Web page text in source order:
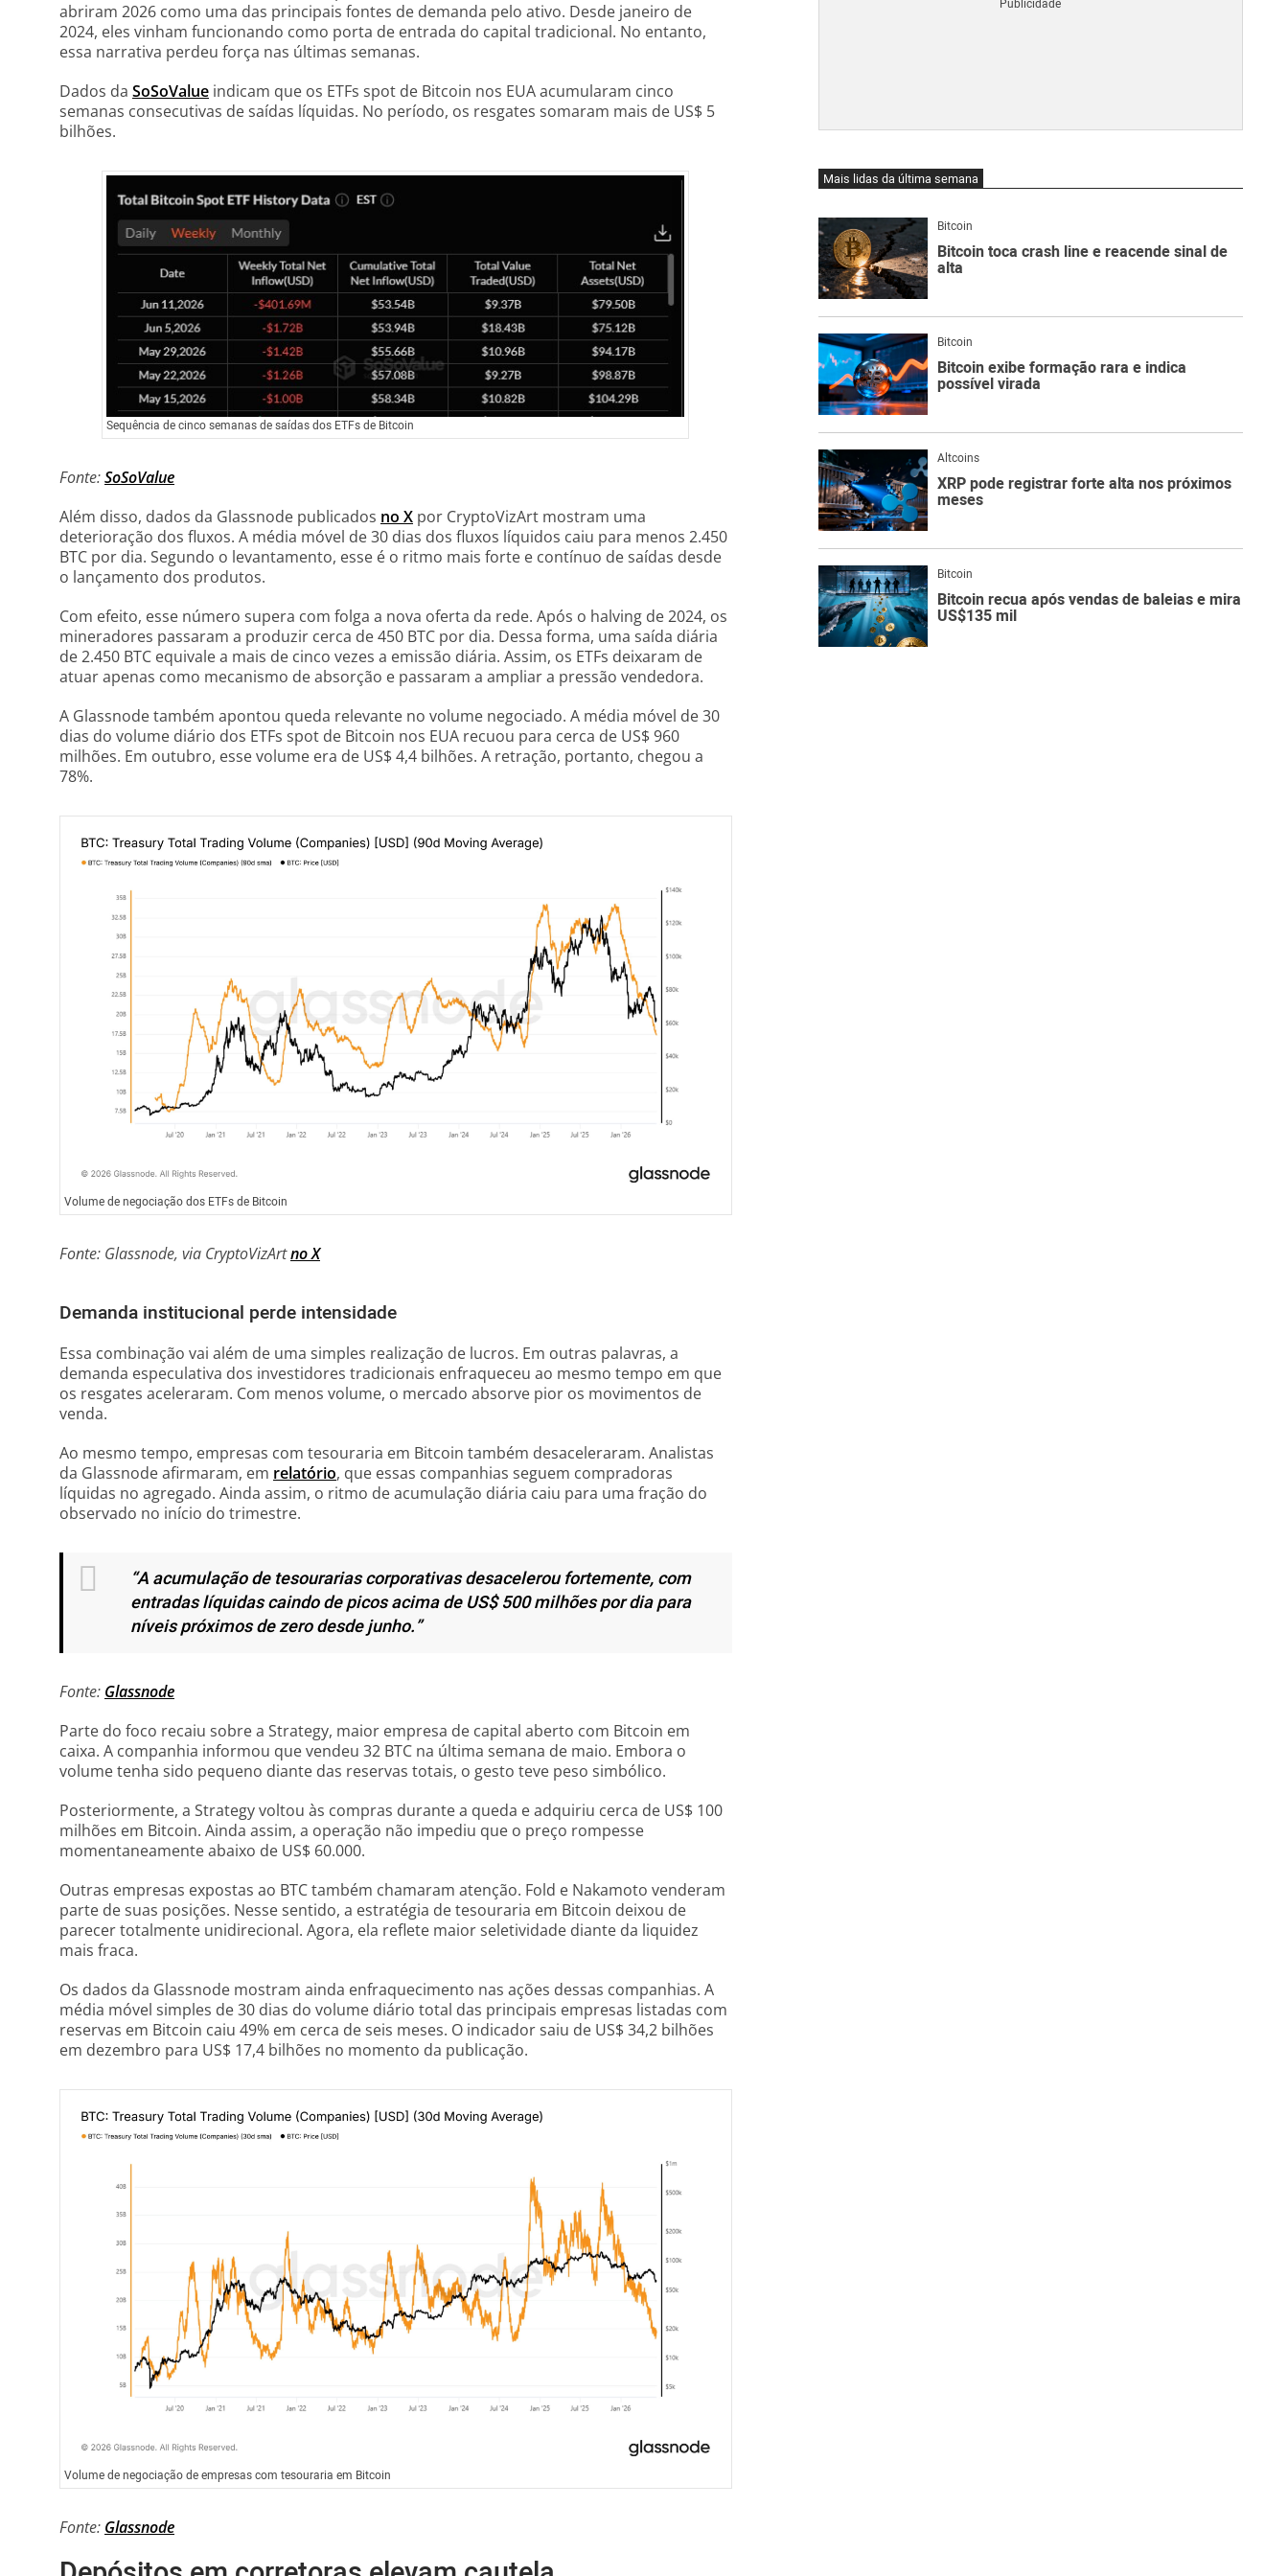
abriram 2026 como uma das principais fontes de demanda pelo ativo. Desde janeiro de
2024, eles vinham funcionando como porta de entrada do capital tradicional. No entanto,
essa narrativa perdeu força nas últimas semanas.
Dados da SoSoValue indicam que os ETFs spot de Bitcoin nos EUA acumularam cinco
semanas consecutivas de saídas líquidas. No período, os resgates somaram mais de US$ 5
bilhões.
Sequência de cinco semanas de saídas dos ETFs de Bitcoin
Fonte:SoSoValue
Além disso, dados da Glassnode publicados no X por CryptoVizArt mostram uma
deterioração dos fluxos. A média móvel de 30 dias dos fluxos líquidos caiu para menos 2.450
BTC por dia. Segundo o levantamento, esse é o ritmo mais forte e contínuo de saídas desde
o lançamento dos produtos.
Com efeito, esse número supera com folga a nova oferta da rede. Após o halving de 2024, os
mineradores passaram a produzir cerca de 450 BTC por dia. Dessa forma, uma saída diária
de 2.450 BTC equivale a mais de cinco vezes a emissão diária. Assim, os ETFs deixaram de
atuar apenas como mecanismo de absorção e passaram a ampliar a pressão vendedora.
A Glassnode também apontou queda relevante no volume negociado. A média móvel de 30
dias do volume diário dos ETFs spot de Bitcoin nos EUA recuou para cerca de US$ 960
milhões. Em outubro, esse volume era de US$ 4,4 bilhões. A retração, portanto, chegou a
78%.
Volume de negociação dos ETFs de Bitcoin
Fonte: Glassnode, via CryptoVizArtno X
Demanda institucional perde intensidade
Essa combinação vai além de uma simples realização de lucros. Em outras palavras, a
demanda especulativa dos investidores tradicionais enfraqueceu ao mesmo tempo em que
os resgates aceleraram. Com menos volume, o mercado absorve pior os movimentos de
venda.
Ao mesmo tempo, empresas com tesouraria em Bitcoin também desaceleraram. Analistas
da Glassnode afirmaram, em relatório, que essas companhias seguem compradoras
líquidas no agregado. Ainda assim, o ritmo de acumulação diária caiu para uma fração do
observado no início do trimestre.
“A acumulação de tesourarias corporativas desacelerou fortemente, com
entradas líquidas caindo de picos acima de US$ 500 milhões por dia para
níveis próximos de zero desde junho.”
Fonte: Glassnode
Parte do foco recaiu sobre a Strategy, maior empresa de capital aberto com Bitcoin em
caixa. A companhia informou que vendeu 32 BTC na última semana de maio. Embora o
volume tenha sido pequeno diante das reservas totais, o gesto teve peso simbólico.
Posteriormente, a Strategy voltou às compras durante a queda e adquiriu cerca de US$ 100
milhões em Bitcoin. Ainda assim, a operação não impediu que o preço rompesse
momentaneamente abaixo de US$ 60.000.
Outras empresas expostas ao BTC também chamaram atenção. Fold e Nakamoto venderam
parte de suas posições. Nesse sentido, a estratégia de tesouraria em Bitcoin deixou de
parecer totalmente unidirecional. Agora, ela reflete maior seletividade diante da liquidez
mais fraca.
Os dados da Glassnode mostram ainda enfraquecimento nas ações dessas companhias. A
média móvel simples de 30 dias do volume diário total das principais empresas listadas com
reservas em Bitcoin caiu 49% em cerca de seis meses. O indicador saiu de US$ 34,2 bilhões
em dezembro para US$ 17,4 bilhões no momento da publicação.
Volume de negociação de empresas com tesouraria em Bitcoin
Fonte: Glassnode
Mais lidas da última semana
Bitcoin
Bitcoin toca crash line e reacende sinal de
alta
Bitcoin
Bitcoin exibe formação rara e indica
possível virada
Altcoins
XRP pode registrar forte alta nos próximos
meses
Bitcoin
Bitcoin recua após vendas de baleias e mira
US$135 mil